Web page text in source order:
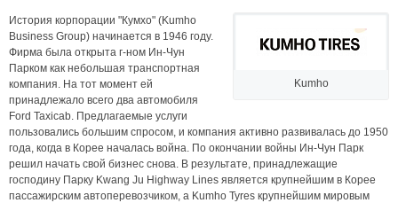
Kumho
История корпорации "Кумхо" (Kumho
Business Group) начинается в 1946 году.
Фирма была открыта г-ном Ин-Чун
Парком как небольшая транспортная
компания. На тот момент ей
принадлежало всего два автомобиля
Ford Taxicab. Предлагаемые услуги
пользовались большим спросом, и компания активно развивалась до 1950
года, когда в Корее началась война. По окончании войны Ин-Чун Парк
решил начать свой бизнес снова. В результате, принадлежащие
господину Парку Kwang Ju Highway Lines является крупнейшим в Корее
пассажирским автоперевозчиком, а Kumho Tyres крупнейшим мировым